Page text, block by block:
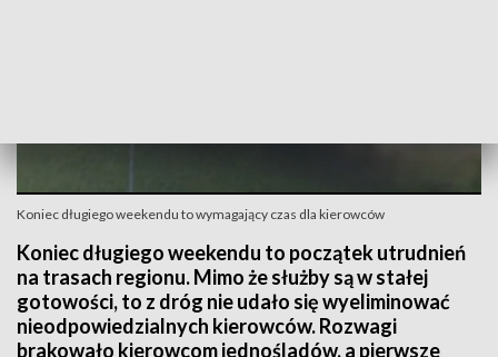
Koniec długiego weekendu to wymagający czas dla kierowców
Koniec długiego weekendu to początek utrudnień
na trasach regionu. Mimo że służby są w stałej
gotowości, to z dróg nie udało się wyeliminować
nieodpowiedzialnych kierowców. Rozwagi
brakowało kierowcom jednośladów, a pierwsze